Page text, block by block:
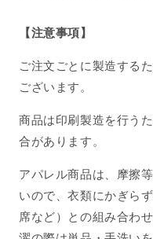
【注意事項】
ご注文ごとに製造する
ございます。
商品は印刷製造を行う
合があります。
アパレル商品は、摩擦
いので、衣類にかぎら
席など）との組み合わ